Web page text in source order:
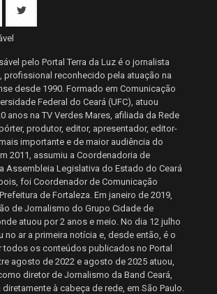
pelo Portal Terra da Luz é o jornalista
profissional reconhecido pela atuação na
desde 1990. Formado em Comunicação
Federal do Ceará (UFC), atuou
anos na TV Verdes Mares, afiliada da Rede
produtor, editor, apresentador, editor-
importante e de maior audiência do
2011, assumiu a Coordenadoria de
Assembleia Legislativa do Estado do Ceará
foi Coordenador de Comunicação
de Fortaleza. Em janeiro de 2019,
de Jornalismo do Grupo Cidade de
atuou por 2 anos e meio. No dia 12 julho
no ar a primeira notícia e, desde então, é o
todos os conteúdos publicados no Portal
agosto de 2022 e agosto de 2025 atuou,
diretor de Jornalismo da Band Ceará,
à cabeça de rede, em São Paulo.